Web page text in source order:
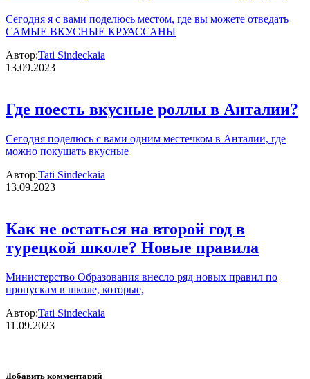
Сегодня я с вами поделюсь местом, где вы можете отведать
САМЫЕ ВКУСНЫЕ КРУАССАНЫ
Автор:Tati Sindeckaia
13.09.2023
Где поесть вкусные роллы в Анталии?
Сегодня поделюсь с вами одним местечком в Анталии, где
можно покушать вкусные
Автор:Tati Sindeckaia
13.09.2023
Как не остаться на второй год в
турецкой школе? Новые правила
Министерство Образования внесло ряд новых правил по
пропускам в школе, которые,
Автор:Tati Sindeckaia
11.09.2023
Добавить комментарий